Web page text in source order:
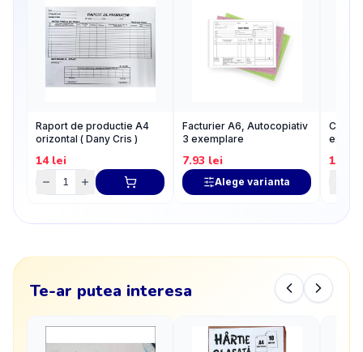
Raport de productie A4
orizontal ( Dany Cris )
14lei
Facturier A6, Autocopiativ
3 exemplare
7.93 lei
Alege varianta
10.17
Te-ar putea interesa